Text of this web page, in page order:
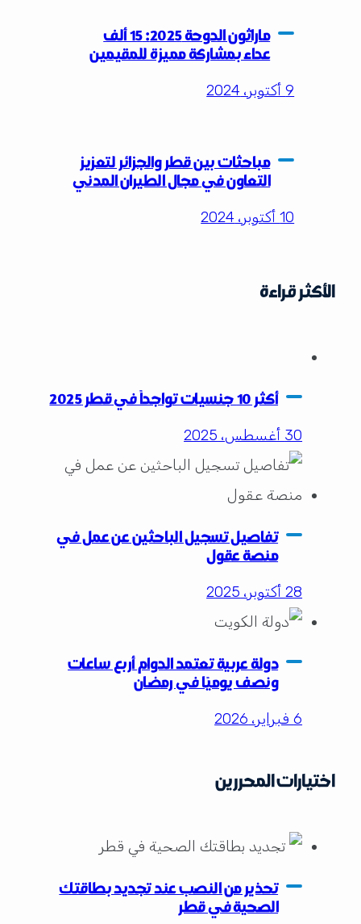
ماراثون الدوحة 2025: 15 ألف
عداء بمشاركة مميزة للمقيمين
9 أكتوبر، 2024
مباحثات بين قطر والجزائر لتعزيز
التعاون في مجال الطيران المدني
10 أكتوبر، 2024
الأكثر قراءة
أكثر 10 جنسيات تواجداً في قطر 2025
30 أغسطس، 2025
تفاصيل تسجيل الباحثين عن عمل في
منصة عقول
28 أكتوبر، 2025
دولة عربية تعتمد الدوام أربع ساعات
ونصف يوميًا في رمضان
6 فبراير، 2026
اختيارات المحررين
تحذير من النصب عند تجديد بطاقتك
الصحية في قطر